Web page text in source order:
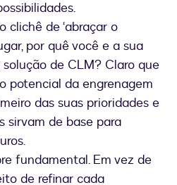
clichê de ‘abraçar o
por quê você e a sua
de CLM? Claro que
potencial da engrenagem
das suas prioridades e
sirvam de base para
fundamental. Em vez de
de refinar cada